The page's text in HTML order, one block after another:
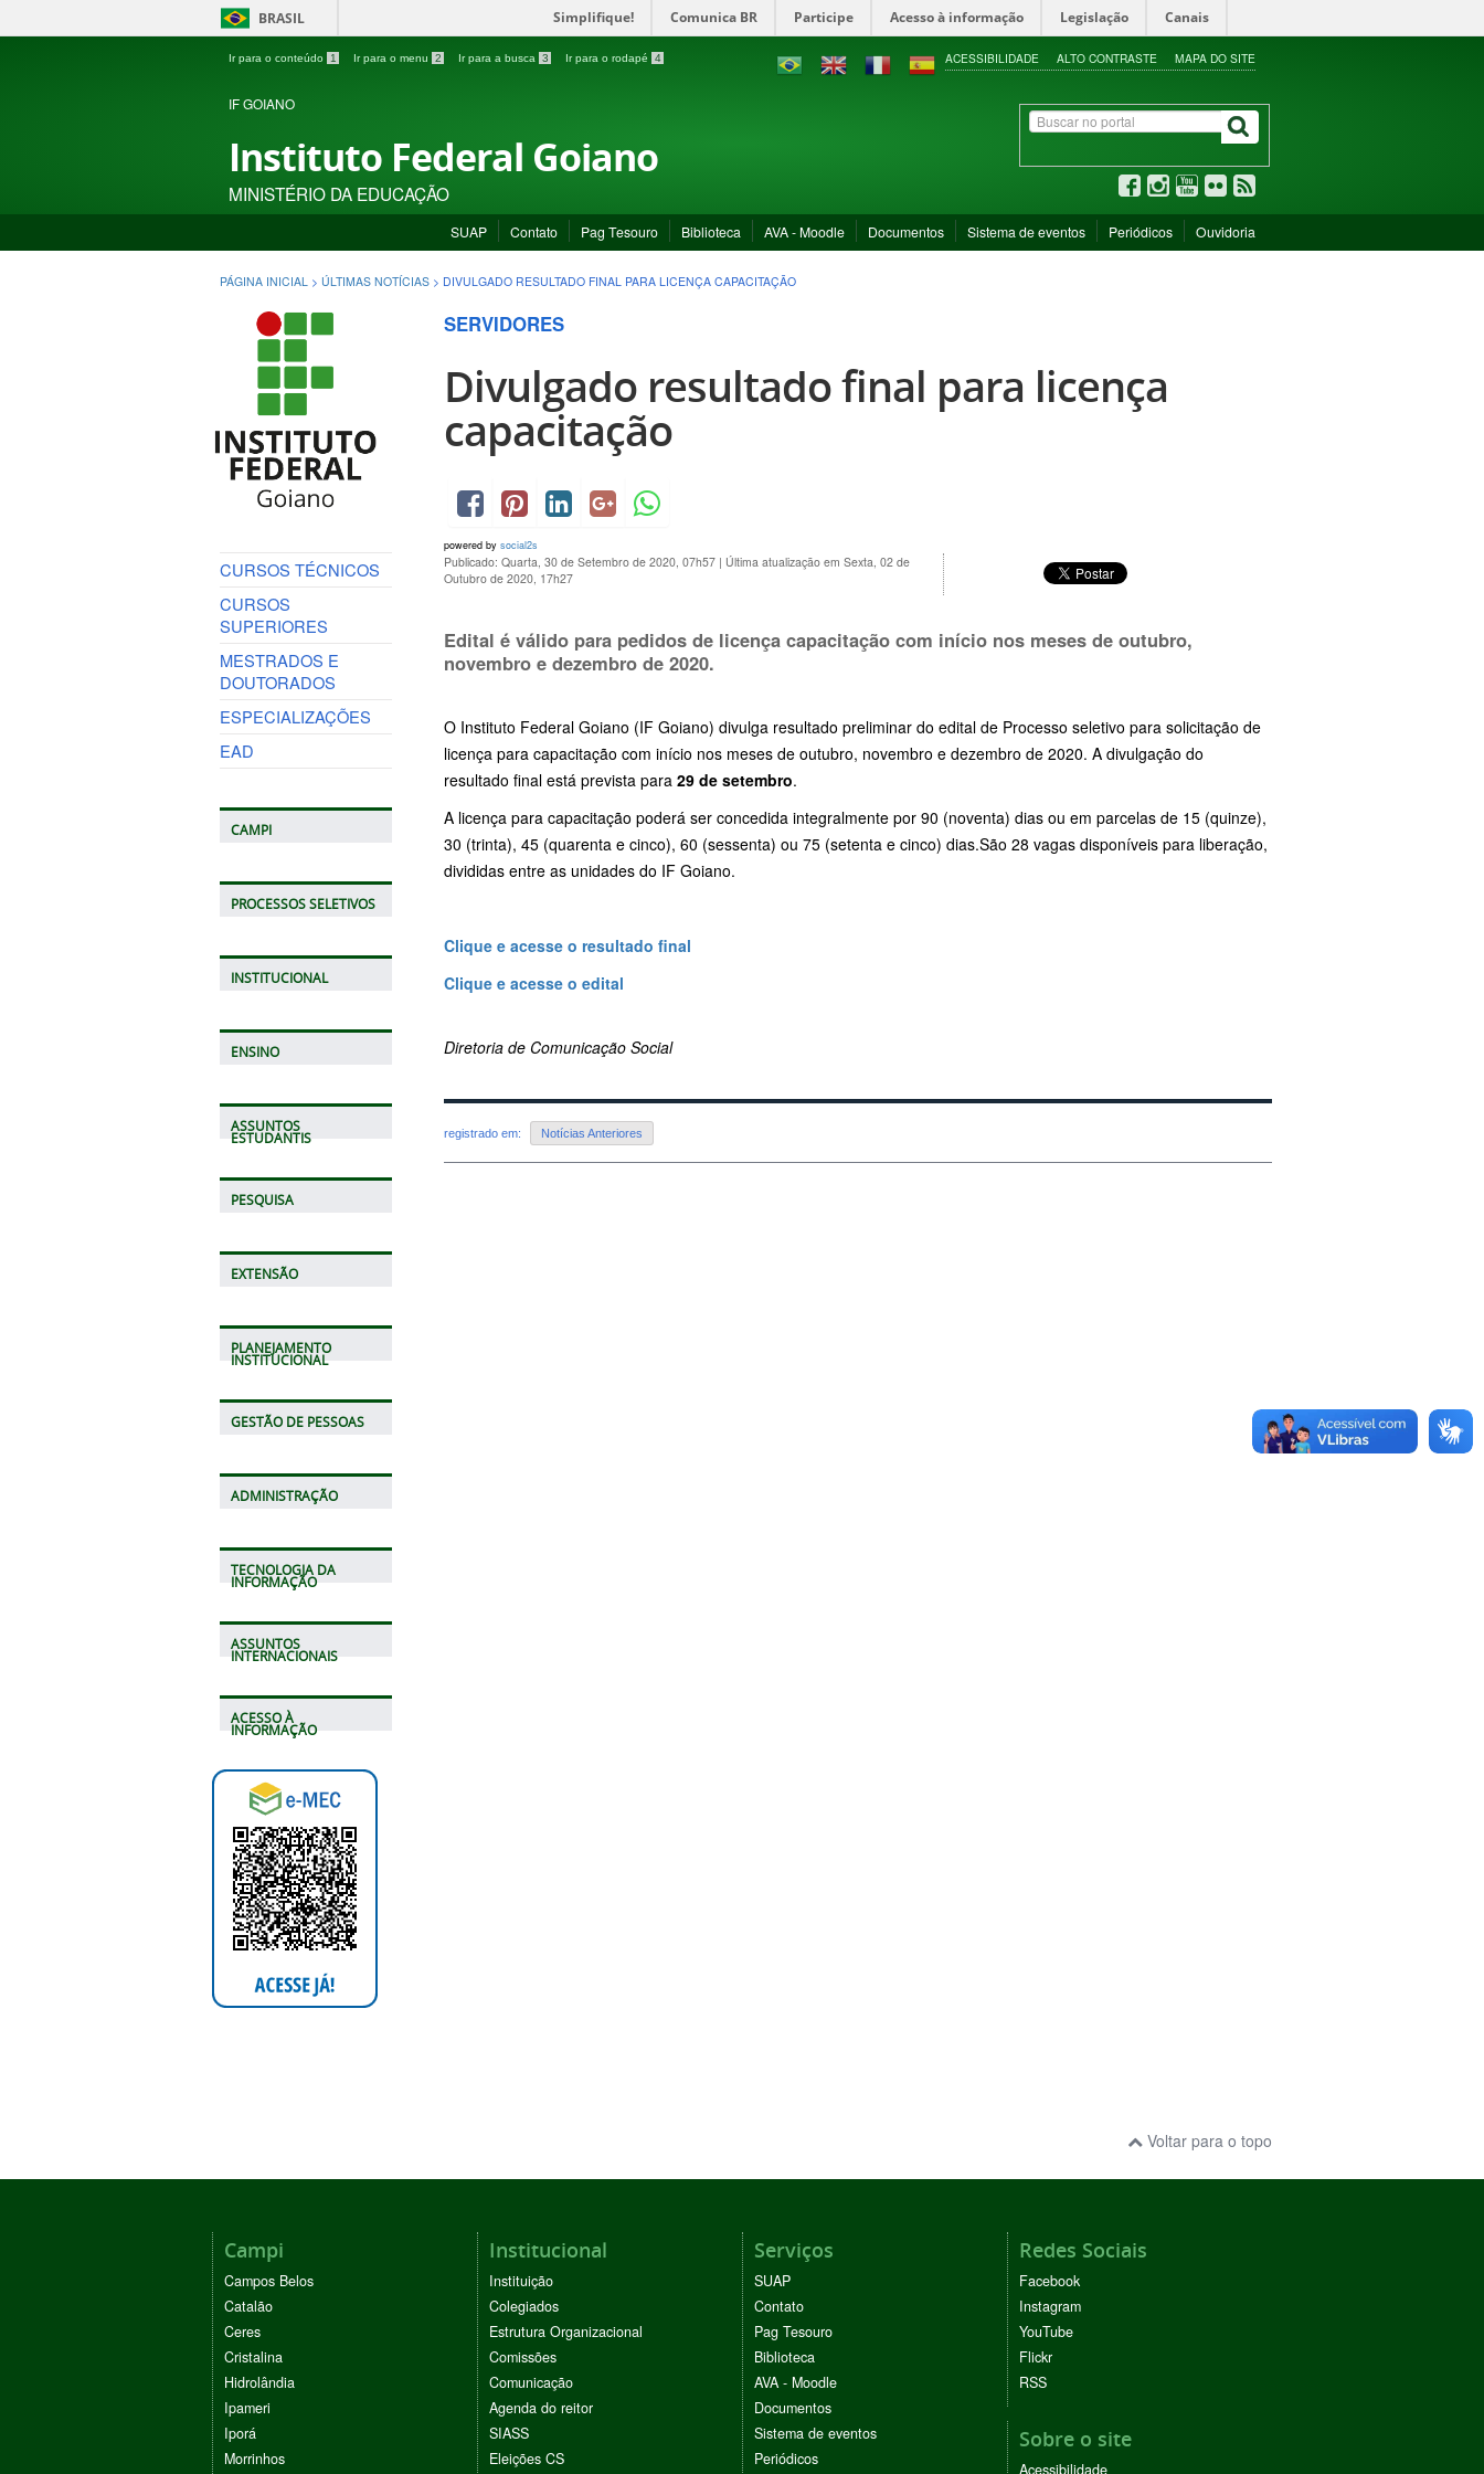
BRASIL Simplifique! Comunica BR Participe Acesso à informação Legislação Canais
Ir para o conteúdo 1 Ir para o menu 2 Ir para a busca 3 Ir para o rodapé 4 ACESSIBILIDADE ALTO CONTRASTE MAPA DO SITE
IF GOIANO
Instituto Federal Goiano
MINISTÉRIO DA EDUCAÇÃO
SUAP Contato Pag Tesouro Biblioteca AVA - Moodle Documentos Sistema de eventos Periódicos Ouvidoria
PÁGINA INICIAL > ÚLTIMAS NOTÍCIAS > DIVULGADO RESULTADO FINAL PARA LICENÇA CAPACITAÇÃO
CURSOS TÉCNICOS
CURSOS
SUPERIORES
MESTRADOS E
DOUTORADOS
ESPECIALIZAÇÕES
EAD
CAMPI
PROCESSOS SELETIVOS
INSTITUCIONAL
ENSINO
ASSUNTOS
ESTUDANTIS
PESQUISA
EXTENSÃO
PLANEJAMENTO
INSTITUCIONAL
GESTÃO DE PESSOAS
ADMINISTRAÇÃO
TECNOLOGIA DA
INFORMAÇÃO
ASSUNTOS
INTERNACIONAIS
ACESSO À
INFORMAÇÃO
SERVIDORES
Divulgado resultado final para licença
capacitação
powered by social2s
Publicado: Quarta, 30 de Setembro de 2020, 07h57 | Última atualização em Sexta, 02 de
Outubro de 2020, 17h27
Edital é válido para pedidos de licença capacitação com início nos meses de outubro,
novembro e dezembro de 2020.
O Instituto Federal Goiano (IF Goiano) divulga resultado preliminar do edital de Processo seletivo para solicitação de
licença para capacitação com início nos meses de outubro, novembro e dezembro de 2020. A divulgação do
resultado final está prevista para 29 de setembro.
A licença para capacitação poderá ser concedida integralmente por 90 (noventa) dias ou em parcelas de 15 (quinze),
30 (trinta), 45 (quarenta e cinco), 60 (sessenta) ou 75 (setenta e cinco) dias.São 28 vagas disponíveis para liberação,
divididas entre as unidades do IF Goiano.
Clique e acesse o resultado final
Clique e acesse o edital
Diretoria de Comunicação Social
registrado em: Notícias Anteriores
Voltar para o topo
Campi
Campos Belos
Catalão
Ceres
Cristalina
Hidrolândia
Ipameri
Iporá
Morrinhos
Institucional
Instituição
Colegiados
Estrutura Organizacional
Comissões
Comunicação
Agenda do reitor
SIASS
Eleições CS
Serviços
SUAP
Contato
Pag Tesouro
Biblioteca
AVA - Moodle
Documentos
Sistema de eventos
Periódicos
Redes Sociais
Facebook
Instagram
YouTube
Flickr
RSS
Sobre o site